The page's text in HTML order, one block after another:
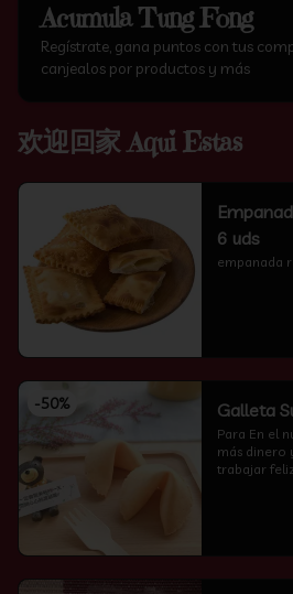
AcumulaTung Fong
Regístrate, gana puntos con tus
canjealos por productos y más
欢迎回家 Aqui Estas
6 uds
empanada
-50% Galleta
Para En el
más dinero
trabajar